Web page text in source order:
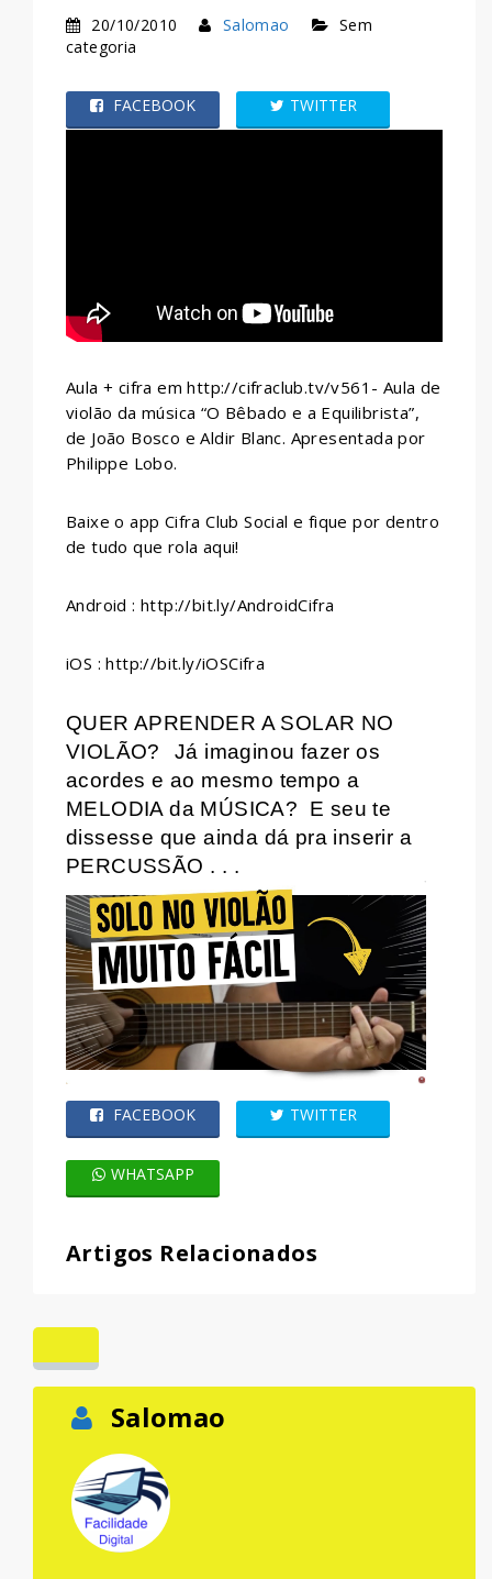
20/10/2010 Salomao
Sem
categoria
FACEBOOK TWITTER
Aula + cifra em http://cifraclub.tv/v561- Aula de
violão da música “O Bêbado e a Equilibrista”,
de João Bosco e Aldir Blanc. Apresentada por
Philippe Lobo.
Baixe o app Cifra Club Social e fique por dentro
de tudo que rola aqui!
Android : http://bit.ly/AndroidCifra
iOS : http://bit.ly/iOSCifra
QUER APRENDER A SOLAR NO
VIOLÃO?
Já imaginou fazer os
acordes e ao mesmo tempo a
MELODIA da MÚSICA? E seu te
dissesse que ainda dá pra inserir a
PERCUSSÃO . . .
FACEBOOK TWITTER
WHATSAPP
Artigos Relacionados
Salomao